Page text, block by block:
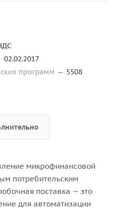
02.02.2017
программ — 5508
микрофинансовой
потребительским
поставка — это
для автоматизации